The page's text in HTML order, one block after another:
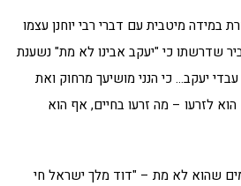
במידה מיטבית עם דברי רבי יוחנן עצמו
שדרשתו כי "יעקב אבינו לא מת" נשענת
יעקב… כי הנני מושיעך מרחוק ואת
לזרעו – מה זרעו בחיים, אף הוא
שהוא לא מת – "דוד מלך ישראל חי